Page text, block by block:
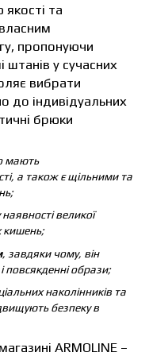
та
пропонуючи
штанів у сучасних
вибрати
до індивідуальних
брюки
мають
а також є щільними та
великої
кишень;
, завдяки чому, він
повсякденні образи;
наколінників та
безпеку в
ARMOLINE –